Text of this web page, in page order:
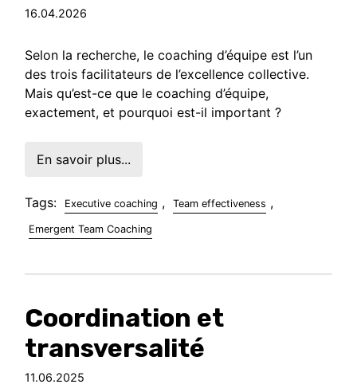
16.04.2026
Selon la recherche, le coaching d’équipe est l’un
des trois facilitateurs de l’excellence collective.
Mais qu’est-ce que le coaching d’équipe,
exactement, et pourquoi est-il important ?
En savoir plus...
Tags: Executive coaching , Team effectiveness ,
Emergent Team Coaching
Coordination et
transversalité
11.06.2025